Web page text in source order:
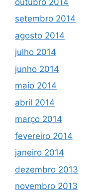
setembro 2014
agosto 2014
julho 2014
junho 2014
maio 2014
abril 2014
março 2014
fevereiro 2014
janeiro 2014
dezembro 2013
novembro 2013